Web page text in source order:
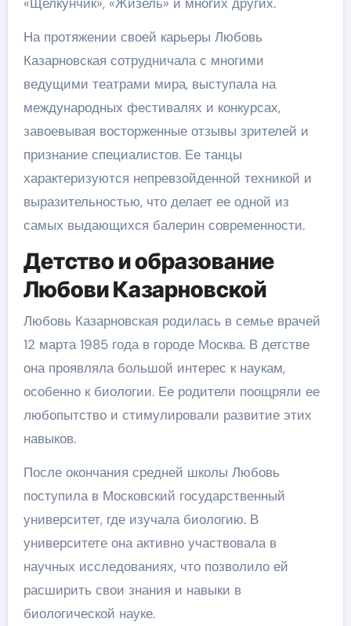
На протяжении своей карьеры Любовь
Казарновская сотрудничала с многими
ведущими театрами мира, выступала на
международных фестивалях и конкурсах,
завоевывая восторженные отзывы зрителей и
признание специалистов. Ее танцы
характеризуются непревзойденной техникой и
выразительностью, что делает ее одной из
самых выдающихся балерин современности.
Детство и образование
Любови Казарновской
Любовь Казарновская родилась в семье врачей
12 марта 1985 года в городе Москва. В детстве
она проявляла большой интерес к наукам,
особенно к биологии. Ее родители поощряли ее
любопытство и стимулировали развитие этих
навыков.
После окончания средней школы Любовь
поступила в Московский государственный
университет, где изучала биологию. В
университете она активно участвовала в
научных исследованиях, что позволило ей
расширить свои знания и навыки в
биологической науке.